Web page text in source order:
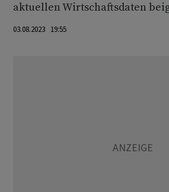
aktuellen Wirtschaftsdaten
03.08.2023 19:55